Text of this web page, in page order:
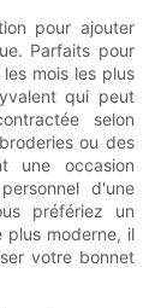
pour ajouter
Parfaits pour
mois les plus
qui peut
selon
ou des
une occasion
d'une
préfériez un
plus moderne, il
votre bonnet